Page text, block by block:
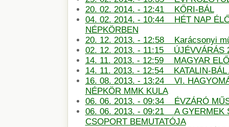
20. 02. 2014. - 12:41 KŐRI-BÁL
04. 02. 2014. - 10:44 HÉT NAP
NÉPKÖRBEN
20. 12. 2013. - 12:58 Karácsonyi
02. 12. 2013. - 11:15 ÚJÉVVÁRÁS
14. 11. 2013. - 12:59 MAGYAR
14. 11. 2013. - 12:54 KATALIN-BÁL
16. 08. 2013. - 13:24 VI.
NÉPKÖR MMK KULA
06. 06. 2013. - 09:34 ÉVZÁRÓ
06. 06. 2013. - 09:21 A GYERMEK
CSOPORT BEMUTATÓJA